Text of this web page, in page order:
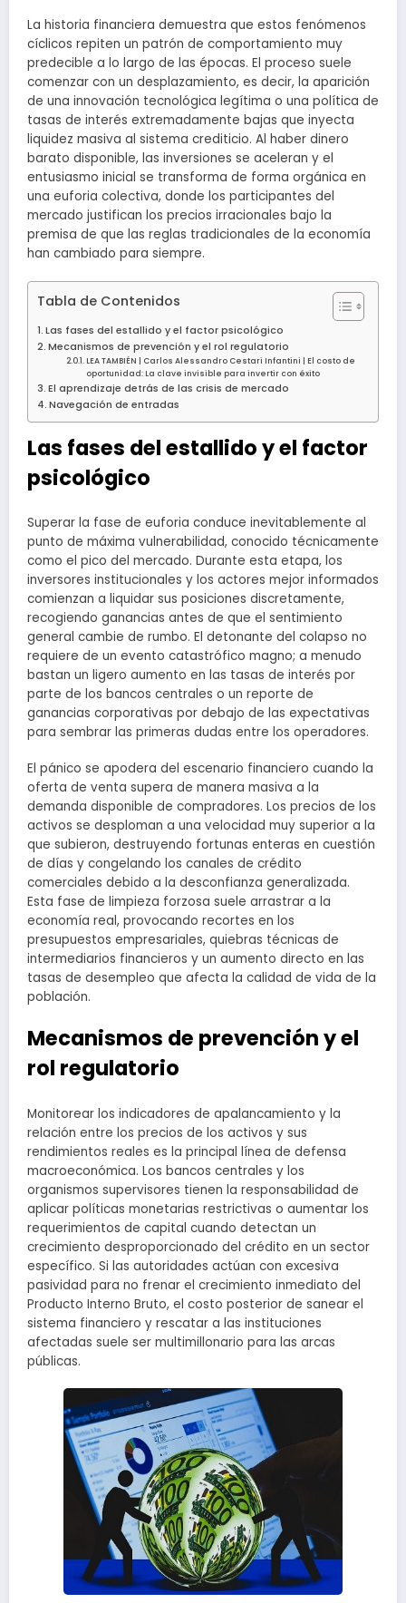
La historia financiera demuestra que estos fenómenos
cíclicos repiten un patrón de comportamiento muy
predecible a lo largo de las épocas. El proceso suele
comenzar con un desplazamiento, es decir, la aparición
de una innovación tecnológica legítima o una política de
tasas de interés extremadamente bajas que inyecta
liquidez masiva al sistema crediticio. Al haber dinero
barato disponible, las inversiones se aceleran y el
entusiasmo inicial se transforma de forma orgánica en
una euforia colectiva, donde los participantes del
mercado justifican los precios irracionales bajo la
premisa de que las reglas tradicionales de la economía
han cambiado para siempre.
Tabla de Contenidos
Las fases del estallido y el factor psicológico
Mecanismos de prevención y el rol regulatorio
LEA TAMBIÉN | Carlos Alessandro Cestari Infantini | El costo de
oportunidad: La clave invisible para invertir con éxito
El aprendizaje detrás de las crisis de mercado
Navegación de entradas
Las fases del estallido y el factor
psicológico
Superar la fase de euforia conduce inevitablemente al
punto de máxima vulnerabilidad, conocido técnicamente
como el pico del mercado. Durante esta etapa, los
inversores institucionales y los actores mejor informados
comienzan a liquidar sus posiciones discretamente,
recogiendo ganancias antes de que el sentimiento
general cambie de rumbo. El detonante del colapso no
requiere de un evento catastrófico magno; a menudo
bastan un ligero aumento en las tasas de interés por
parte de los bancos centrales o un reporte de
ganancias corporativas por debajo de las expectativas
para sembrar las primeras dudas entre los operadores.
El pánico se apodera del escenario financiero cuando la
oferta de venta supera de manera masiva a la
demanda disponible de compradores. Los precios de los
activos se desploman a una velocidad muy superior a la
que subieron, destruyendo fortunas enteras en cuestión
de días y congelando los canales de crédito
comerciales debido a la desconfianza generalizada.
Esta fase de limpieza forzosa suele arrastrar a la
economía real, provocando recortes en los
presupuestos empresariales, quiebras técnicas de
intermediarios financieros y un aumento directo en las
tasas de desempleo que afecta la calidad de vida de la
población.
Mecanismos de prevención y el
rol regulatorio
Monitorear los indicadores de apalancamiento y la
relación entre los precios de los activos y sus
rendimientos reales es la principal línea de defensa
macroeconómica. Los bancos centrales y los
organismos supervisores tienen la responsabilidad de
aplicar políticas monetarias restrictivas o aumentar los
requerimientos de capital cuando detectan un
crecimiento desproporcionado del crédito en un sector
específico. Si las autoridades actúan con excesiva
pasividad para no frenar el crecimiento inmediato del
Producto Interno Bruto, el costo posterior de sanear el
sistema financiero y rescatar a las instituciones
afectadas suele ser multimillonario para las arcas
públicas.